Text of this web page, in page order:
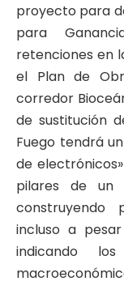
proyecto para
para
retenciones en
el Plan de
corredor
de sustitución
Fuego tendrá
de
pilares de un
construyendo
incluso a
indicando